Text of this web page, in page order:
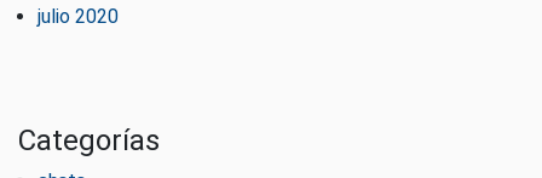
julio 2020
Categorías